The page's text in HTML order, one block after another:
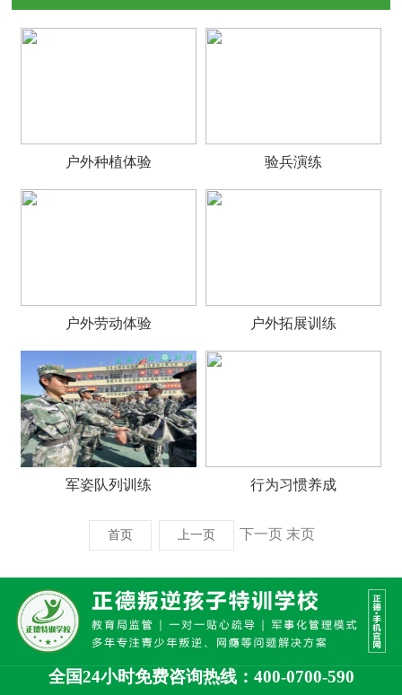
户外种植体验 验兵演练
户外劳动体验 户外拓展训练
军姿队列训练 行为习惯养成
首页 上一页 下一页 末页
全国24小时免费咨询热线：400-0700-590